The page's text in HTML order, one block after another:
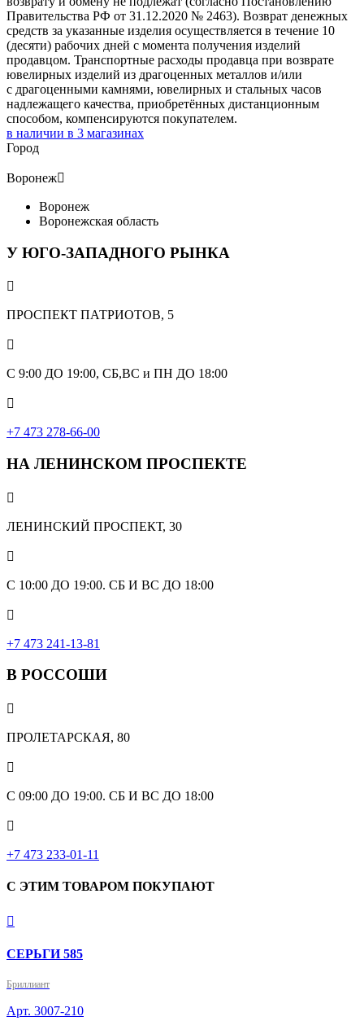
Правительства РФ от 31.12.2020 № 2463). Возврат денежных
средств за указанные изделия осуществляется в течение 10
(десяти) рабочих дней с момента получения изделий
продавцом. Транспортные расходы продавца при возврате
ювелирных изделий из драгоценных металлов и/или
с драгоценными камнями, ювелирных и стальных часов
надлежащего качества, приобретённых дистанционным
способом, компенсируются покупателем.
в наличии в 3 магазинах
Город
Воронеж
Воронеж
Воронежская область
У ЮГО-ЗАПАДНОГО РЫНКА

ПРОСПЕКТ ПАТРИОТОВ, 5

С 9:00 ДО 19:00, СБ,ВС и ПН ДО 18:00

+7 473 278-66-00
НА ЛЕНИНСКОМ ПРОСПЕКТЕ

ЛЕНИНСКИЙ ПРОСПЕКТ, 30

С 10:00 ДО 19:00. СБ И ВС ДО 18:00

+7 473 241-13-81
В РОССОШИ

ПРОЛЕТАРСКАЯ, 80

С 09:00 ДО 19:00. СБ И ВС ДО 18:00

+7 473 233-01-11
С ЭТИМ ТОВАРОМ ПОКУПАЮТ

СЕРЬГИ 585
Бриллиант
Арт. 3007-210